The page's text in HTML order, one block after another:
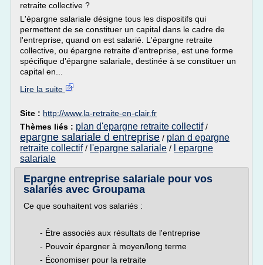
retraite collective ?
L'épargne salariale désigne tous les dispositifs qui
permettent de se constituer un capital dans le cadre de
l'entreprise, quand on est salarié. L'épargne retraite
collective, ou épargne retraite d'entreprise, est une forme
spécifique d'épargne salariale, destinée à se constituer un
capital en...
Lire la suite
Site : http://www.la-retraite-en-clair.fr
Thèmes liés : plan d'epargne retraite collectif/
epargne salariale d entreprise / plan d epargne
retraite collectif/ l'epargne salariale /
l epargne
salariale
Epargne entreprise salariale pour vos
salariés avec Groupama
Ce que souhaitent vos salariés :
- Être associés aux résultats de l'entreprise
- Pouvoir épargner à moyen/long terme
- Économiser pour la retraite